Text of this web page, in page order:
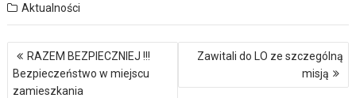
Aktualności
Nawigacja
wpisu
RAZEM BEZPIECZNIEJ !!!
Bezpieczeństwo w miejscu
zamieszkania
Zawitali do LO ze szczególną
misją